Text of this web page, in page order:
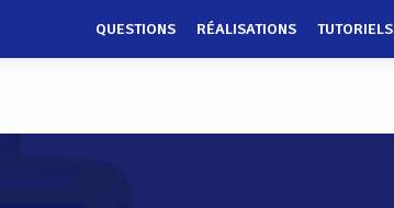
QUESTIONS RÉALISATIONS TUTORIELS